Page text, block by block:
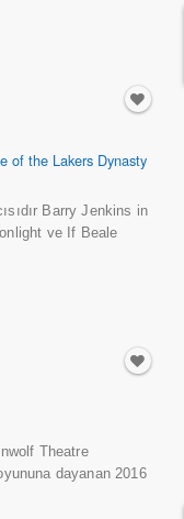
of the Lakers Dynasty
Barry Jenkins in
ve If Beale
Theatre
dayanan 2016